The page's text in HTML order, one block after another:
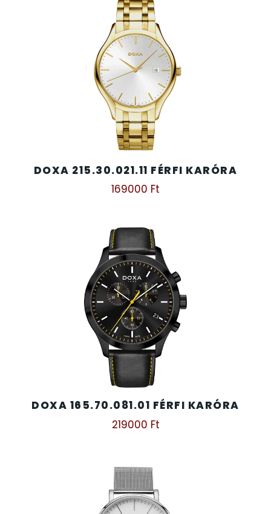
DOXA 215.30.021.11 FÉRFI KARÓRA
169000 Ft
DOXA 165.70.081.01 FÉRFI KARÓRA
219000 Ft